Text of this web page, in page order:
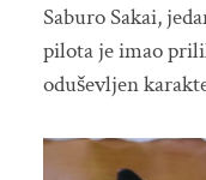
Saburo Sakai,
pilota je imao
oduševljen